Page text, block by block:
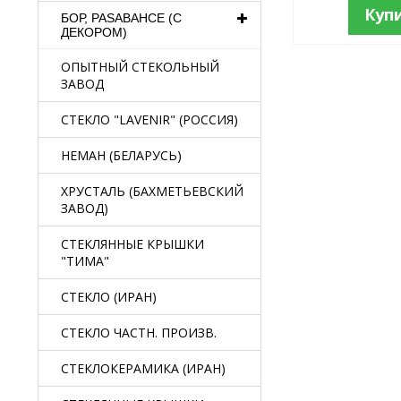
БОР, PASABAHCE (С
ДЕКОРОМ)
ОПЫТНЫЙ СТЕКОЛЬНЫЙ
ЗАВОД
СТЕКЛО "LAVENIR" (РОССИЯ)
НЕМАН (БЕЛАРУСЬ)
ХРУСТАЛЬ (БАХМЕТЬЕВСКИЙ
ЗАВОД)
СТЕКЛЯННЫЕ КРЫШКИ
"ТИМА"
СТЕКЛО (ИРАН)
СТЕКЛО ЧАСТН. ПРОИЗВ.
СТЕКЛОКЕРАМИКА (ИРАН)